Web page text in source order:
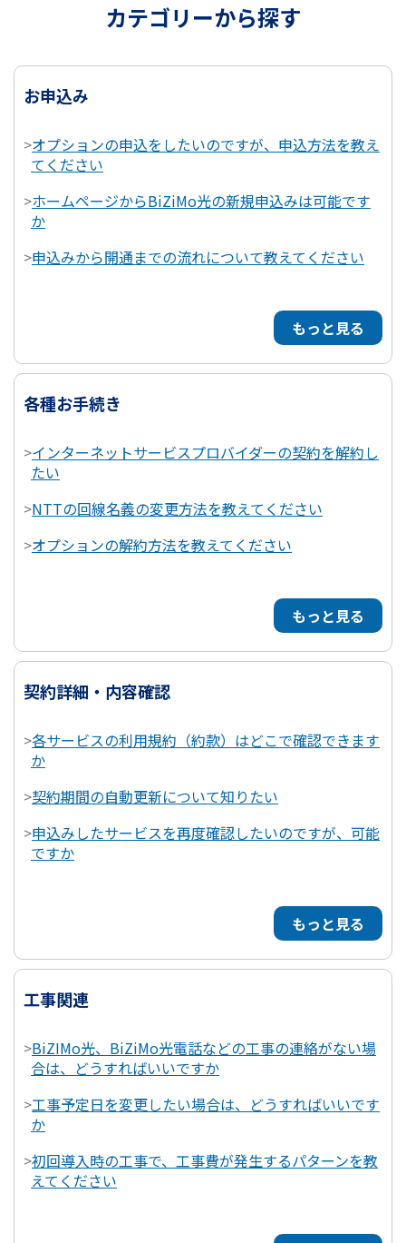
カテゴリーから探す
お申込み
>オプションの申込をしたいのですが、申込方法を教え
てください
>ホームページからBiZiMo光の新規申込みは可能です
か
>申込みから開通までの流れについて教えてください
もっと見る
各種お手続き
>インターネットサービスプロバイダーの契約を解約し
たい
>NTTの回線名義の変更方法を教えてください
>オプションの解約方法を教えてください
もっと見る
契約詳細・内容確認
>各サービスの利用規約（約款）はどこで確認できます
か
>契約期間の自動更新について知りたい
>申込みしたサービスを再度確認したいのですが、可能
ですか
もっと見る
工事関連
>BiZIMo光、BiZiMo光電話などの工事の連絡がない場
合は、どうすればいいですか
>工事予定日を変更したい場合は、どうすればいいです
か
>初回導入時の工事で、工事費が発生するパターンを教
えてください